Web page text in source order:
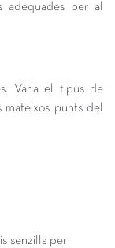
adequades per al
Varia el tipus de
punts del
senzills per